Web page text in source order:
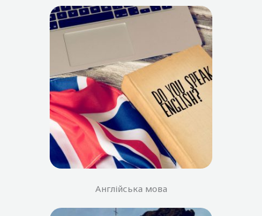
Англійська мова